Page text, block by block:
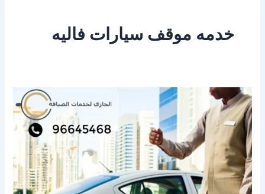
خدمه موقف سيارات فاليه
خدمة
فاليه
الكويت
|
الاخوة
للضيافة